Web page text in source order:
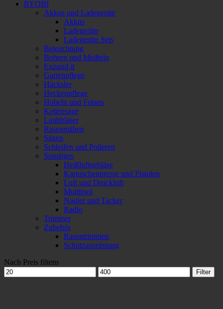
RYOBI
Akkus und Ladegeräte
Akkus
Ladegeräte
Ladegeräte Sets
Beleuchtung
Bohren und Meißeln
Expand-it
Gartenpflege
Häcksler
Heckenpflege
Hobeln und Fräsen
Kettensäge
Laubbläser
Rasenmähen
Sägen
Schleifen und Polieren
Sonstiges
Heißluftgebläse
Kartuschenpresse und Pistolen
Luft und Druckluft
Multitool
Nagler und Tacker
Radio
Trimmer
Zubehör
Rasentrimmen
Schutzausrüstung
Nach Preis filtern
Min.
Preis
Max.
Preis
Filter